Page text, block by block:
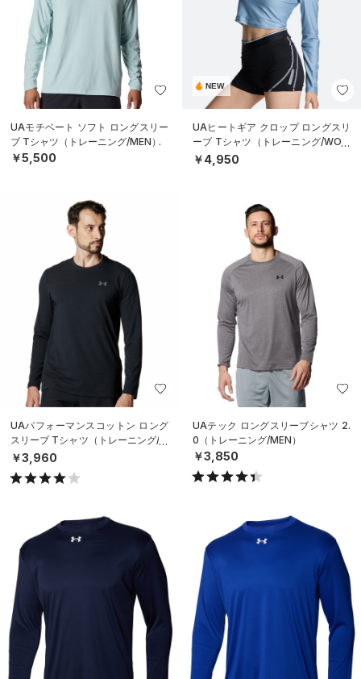
UAモチベート ソフト ロングスリー
ブ Tシャツ（トレーニング/MEN）
￥5,500
NEW
UAヒートギア クロップ ロングスリ
ーブ Tシャツ（トレーニング/WOM
EN）
￥4,950
UAパフォーマンスコットン ロング
スリーブ Tシャツ（トレーニング/M
EN）
￥3,960
UAテック ロングスリーブシャツ 2.
0（トレーニング/MEN）
￥3,850